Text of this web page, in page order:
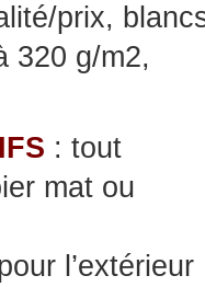
prix,
320 g/m2,
: tout
mat ou